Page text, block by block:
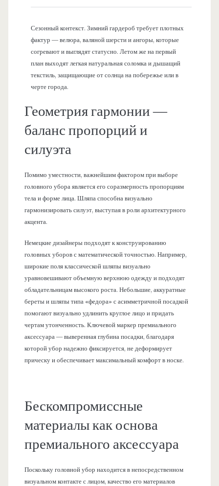
Сезонный контекст. Зимний гардероб требует плотных
фактур — велюра, валяной шерсти и ангоры, которые
согревают и выглядят статусно. Летом же на первый
план выходят легкая натуральная соломка и дышащий
текстиль, защищающие от солнца на побережье или в
черте города.
Геометрия гармонии —
баланс пропорций и
силуэта
Помимо уместности, важнейшим фактором при выборе
головного убора является его соразмерность пропорциям
тела и форме лица. Шляпа способна визуально
гармонизировать силуэт, выступая в роли архитектурного
акцента.
Немецкие дизайнеры подходят к конструированию
головных уборов с математической точностью. Например,
широкие поля классической шляпы визуально
уравновешивают объемную верхнюю одежду и подходят
обладательницам высокого роста. Небольшие, аккуратные
береты и шляпы типа «федора» с асимметричной посадкой
помогают визуально удлинить круглое лицо и придать
чертам утонченность. Ключевой маркер премиального
аксессуара — выверенная глубина посадки, благодаря
которой убор надежно фиксируется, не деформирует
прическу и обеспечивает максимальный комфорт в носке.
Бескомпромиссные
материалы как основа
премиального аксессуара
Поскольку головной убор находится в непосредственном
визуальном контакте с лицом, качество его материалов